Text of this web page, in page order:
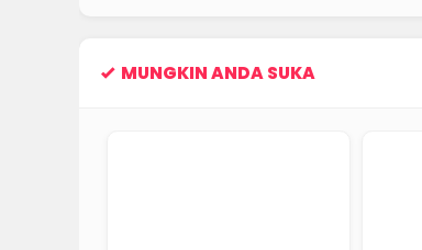
MUNGKIN ANDA SUKA